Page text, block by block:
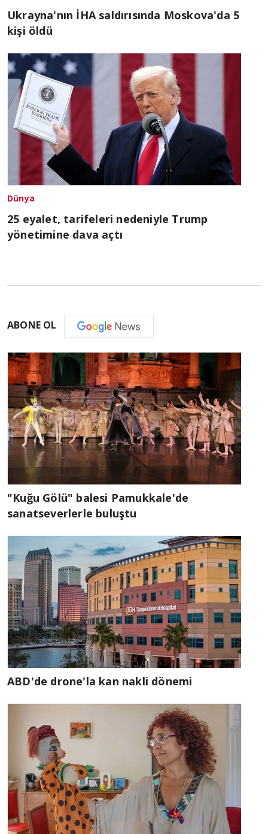
Ukrayna'nın İHA saldırısında Moskova'da 5
kişi öldü
Dünya
25 eyalet, tarifeleri nedeniyle Trump
yönetimine dava açtı
ABONE OL
"Kuğu Gölü" balesi Pamukkale'de
sanatseverlerle buluştu
ABD'de drone'la kan nakli dönemi